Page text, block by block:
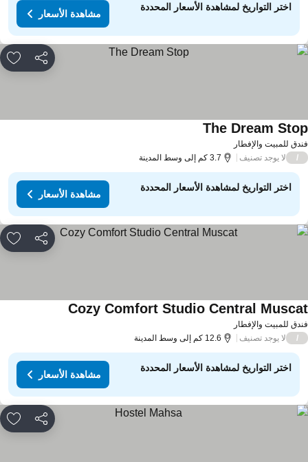
اختر التواريخ لمشاهدة الأسعار المحددة
مشاهدة الأسعار
مشاركة
للمبيت والإفطار
The Dreamمشاهدة الأسعار
لا يوجد تصنيف 3.7 كم إلى وسط المدينة
اختر التواريخ لمشاهدة الأسعار المحددة
مشاهدة الأسعار
مشاركة
للمبيت والإفطار
Cozy Comfort Studio Centralمشاهدة الأسعار
لا يوجد تصنيف 12.6 كم إلى وسط المدينة
اختر التواريخ لمشاهدة الأسعار المحددة
مشاهدة الأسعار
مشاركة